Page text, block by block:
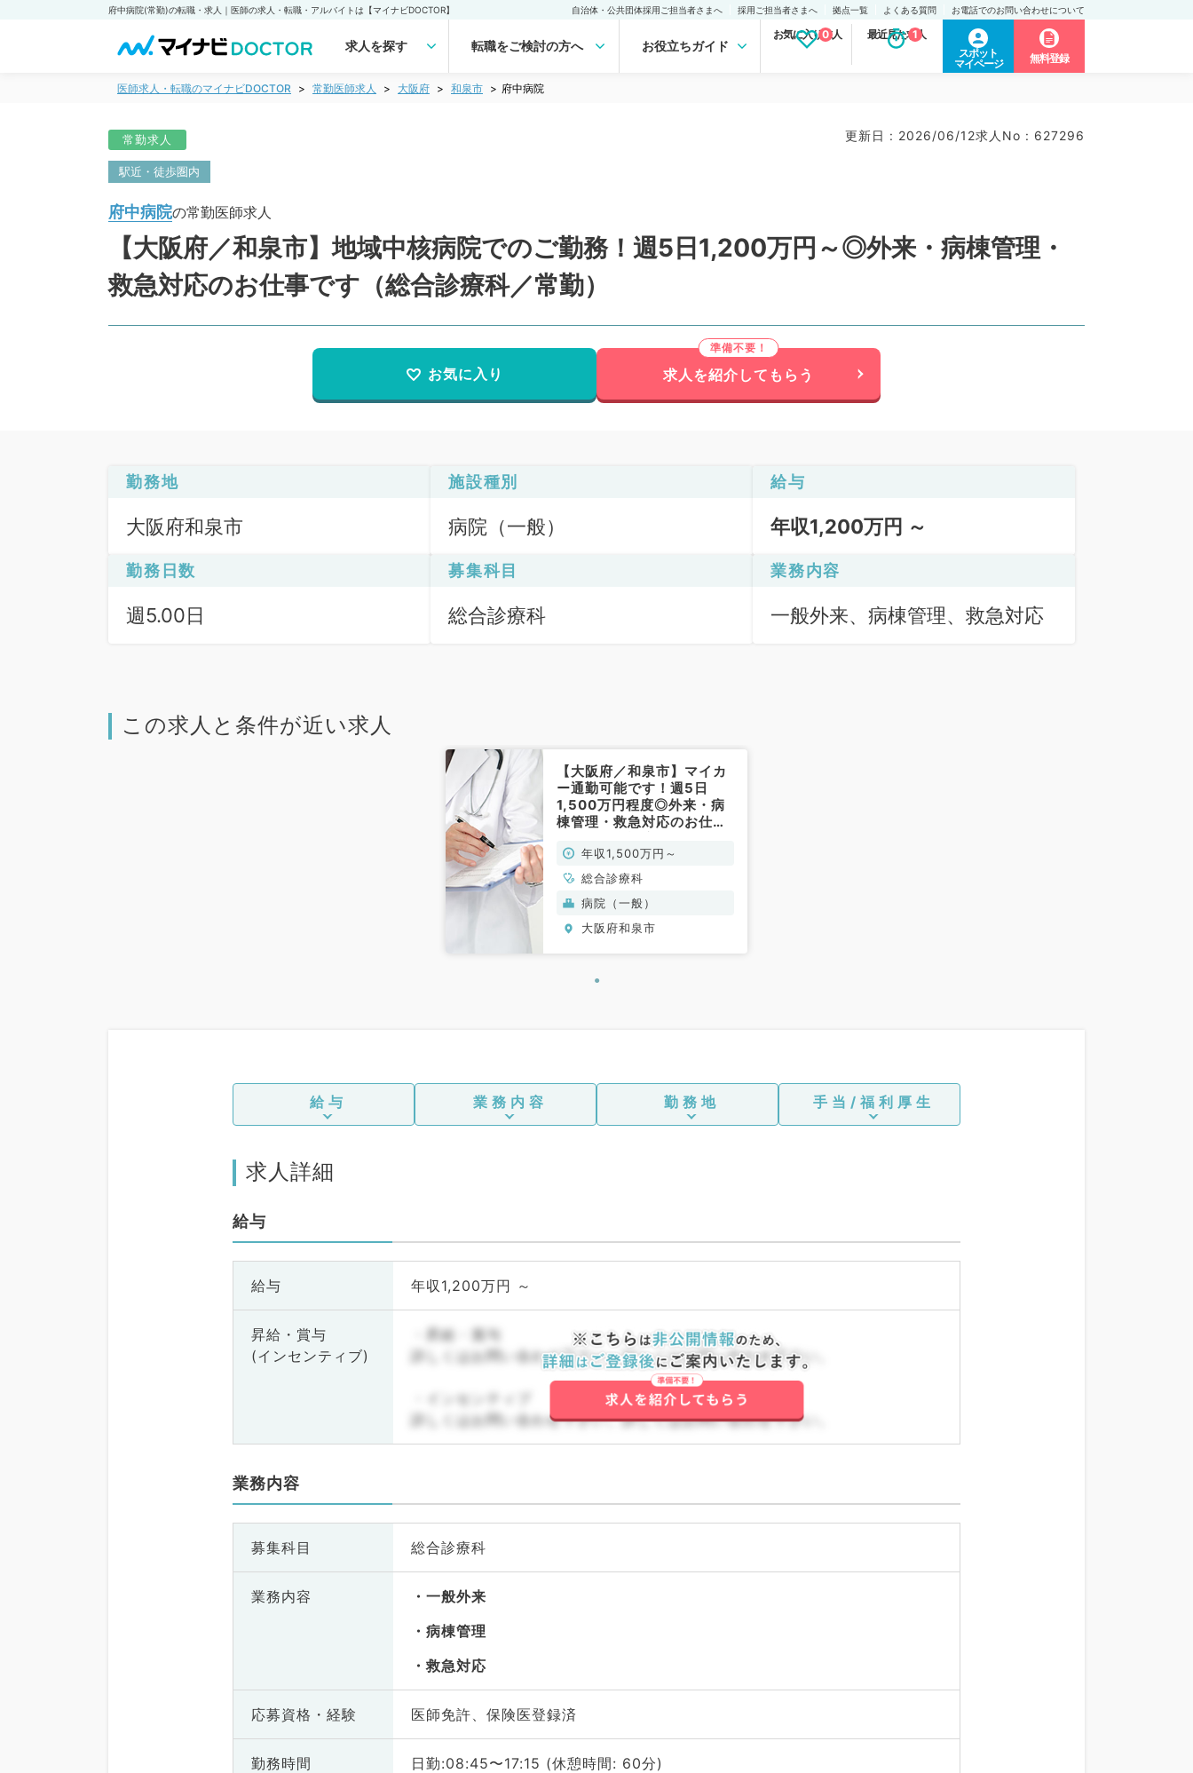
府中病院(常勤)の転職・求人｜医師の求人・転職・アルバイトは【マイナビDOCTOR】 自治体・公共団体採用ご担当者さまへ 採用ご担当者さまへ 拠点一覧 よくある質問 お電話でのお問い合わせについて
求人を探す 転職をご検討の方へ お役立ちガイド
お気に入り求人
0 最近見た求人
1
スポット
マイページ
無料登録
医師求人・転職のマイナビDOCTOR 常勤医師求人 大阪府 和泉市 府中病院
常勤求人 更新日 : 2026/06/12求人No : 627296
駅近・徒歩圏内
府中病院の常勤医師求人
【大阪府／和泉市】地域中核病院でのご勤務！週5日1,200万円～◎外来・病棟管理・
救急対応のお仕事です（総合診療科／常勤）
お気に入り 求人を紹介してもらう
勤務地
大阪府和泉市
施設種別
病院（一般）
給与
年収1,200万円 ～
勤務日数
週5.00日
募集科目
総合診療科
業務内容
一般外来、病棟管理、救急対応
この求人と条件が近い求人
【大阪府／和泉市】マイカ
ー通勤可能です！週5日
1,500万円程度◎外来・病
棟管理・救急対応のお仕事
年収1,500万円～
総合診療科
病院（一般）
大阪府和泉市
給与 業務内容 勤務地 手当/福利厚生
求人詳細
給与
給与 年収1,200万円 ～
昇給・賞与
(インセンティブ)
・昇給・賞与
詳しくはお問い合わせ下さい。詳しくはお問い合わせ下さい。
・インセンティブ
詳しくはお問い合わせ下さい。詳しくはお問い合わせ下さい。
業務内容
募集科目 総合診療科
業務内容
一般外来
病棟管理
救急対応
応募資格・ 経験 医師免許、保険医登録済
勤務時間 日勤:08:45〜17:15 (休憩時間: 60分)